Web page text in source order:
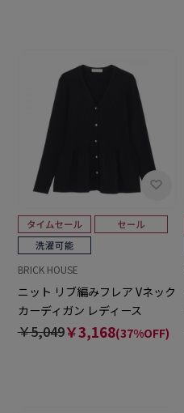
BRICK HOUSE
ニット リブ編みフレア Vネック
カーディガン レディース
￥5,049￥3,168(37%OFF)